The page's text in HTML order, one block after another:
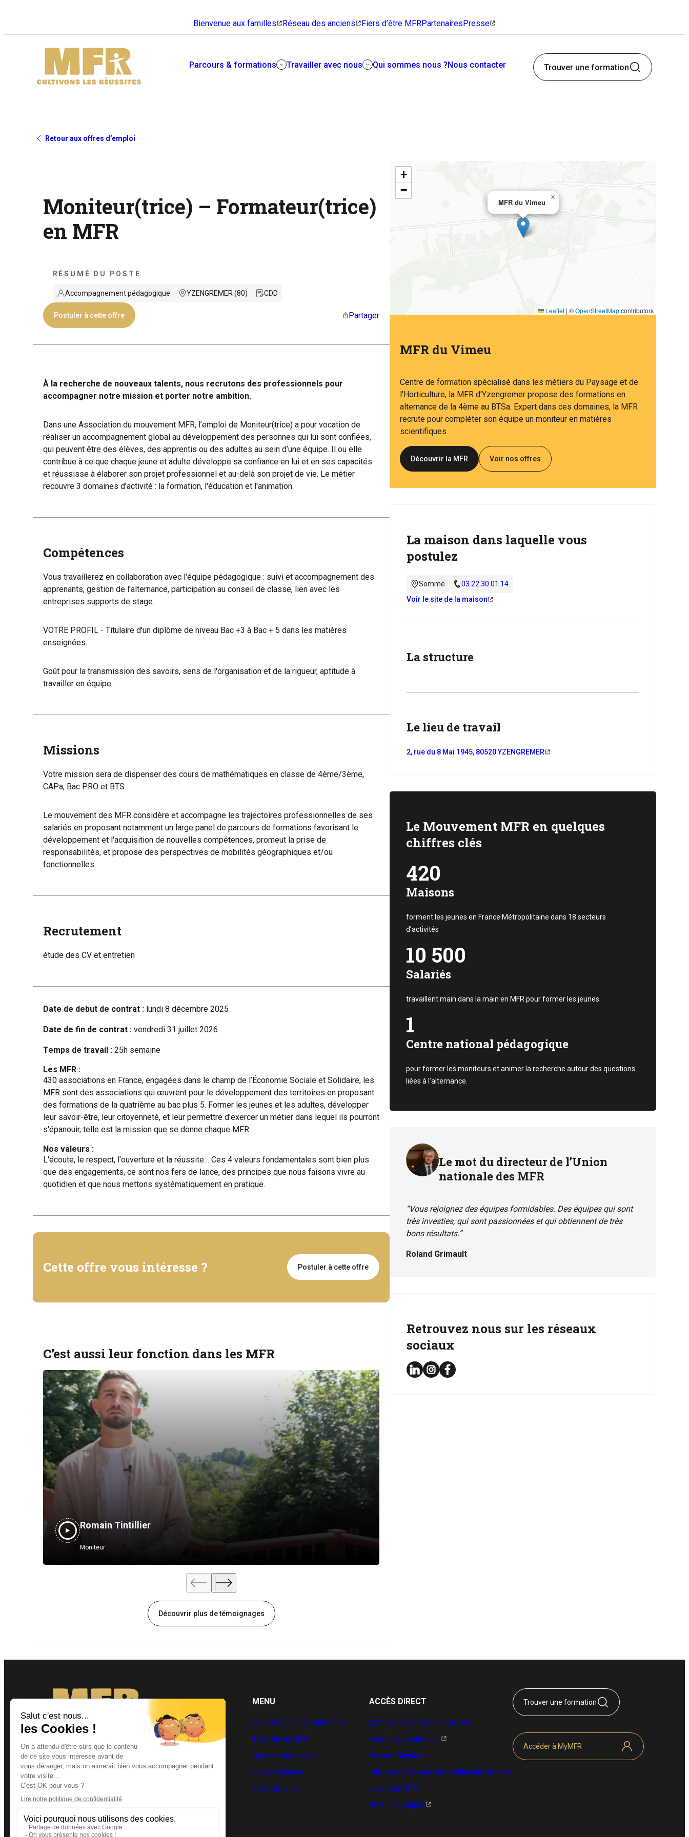
Parcours & formations
métiers et plus de 350
qualifications
Travailler avec nous
recherche de talents passionnés.
Qui sommes nous ?Nous contacter Trouver une formation
Bienvenue aux familles Réseau des anciens Fiers d’être MFRPartenairesPresse
Retour aux offres d’emploi
Moniteur(trice) – Formateur(trice)
en MFR
RÉSUMÉ DU POSTE
Accompagnement pédagogique YZENGREMER (80) CDD
Postuler à cette offre Partager
À la recherche de nouveaux talents, nous recrutons des professionnels pour
accompagner notre mission et porter notre ambition.
Dans une Association du mouvement MFR, l’emploi de Moniteur(trice) a pour vocation de
réaliser un accompagnement global au développement des personnes qui lui sont confiées,
qui peuvent être des élèves, des apprentis ou des adultes au sein d’une équipe. Il ou elle
contribue à ce que chaque jeune et adulte développe sa confiance en lui et en ses capacités
et réussisse à élaborer son projet professionnel et au-delà son projet de vie. Le métier
recouvre 3 domaines d'activité : la formation, l'éducation et l'animation.
Compétences
Vous travaillerez en collaboration avec l'équipe pédagogique : suivi et accompagnement des
apprenants, gestion de l'alternance, participation au conseil de classe, lien avec les
entreprises supports de stage.
VOTRE PROFIL - Titulaire d'un diplôme de niveau Bac +3 à Bac + 5 dans les matières
enseignées.
Goût pour la transmission des savoirs, sens de l'organisation et de la rigueur, aptitude à
travailler en équipe.
Missions
Votre mission sera de dispenser des cours de mathématiques en classe de 4ème/3ème,
CAPa, Bac PRO et BTS.
Le mouvement des MFR considère et accompagne les trajectoires professionnelles de ses
salariés en proposant notamment un large panel de parcours de formations favorisant le
développement et l'acquisition de nouvelles compétences, promeut la prise de
responsabilités, et propose des perspectives de mobilités géographiques et/ou
fonctionnelles
Recrutement
étude des CV et entretien
Date de debut de contrat : lundi 8 décembre 2025
Date de fin de contrat : vendredi 31 juillet 2026
Temps de travail : 25h semaine
Les MFR :
430 associations en France, engagées dans le champ de l’Économie Sociale et Solidaire, les
MFR sont des associations qui œuvrent pour le développement des territoires en proposant
des formations de la quatrième au bac plus 5. Former les jeunes et les adultes, développer
leur savoir-être, leur citoyenneté, et leur permettre d'exercer un métier dans lequel ils pourront
s'épanouir, telle est la mission que se donne chaque MFR.
Nos valeurs :
L'écoute, le respect, l'ouverture et la réussite… Ces 4 valeurs fondamentales sont bien plus
que des engagements, ce sont nos fers de lance, des principes que nous faisons vivre au
quotidien et que nous mettons systématiquement en pratique.
Cette offre vous intéresse ? Postuler à cette offre
C’est aussi leur fonction dans les MFR
Romain Tintillier
Moniteur
Découvrir plus de témoignages
MFR du Vimeu
×
+
−
Leaflet | ©OpenStreetMapcontributors
MFR du Vimeu
Centre de formation spécialisé dans les métiers du Paysage et de
l'Horticulture, la MFR d'Yzengremer propose des formations en
alternance de la 4ème au BTSa. Expert dans ces domaines, la MFR
recrute pour compléter son équipe un moniteur en matières
scientifiques
Découvrir la MFR Voir nos offres
La maison dans laquelle vous
postulez
Somme
03.22.30.01.14
Voir le site de la maison
La structure
Le lieu de travail
2, rue du 8 Mai 1945, 80520 YZENGREMER
Le Mouvement MFR en quelques
chiffres clés
420
Maisons
forment les jeunes en France Métropolitaine dans 18 secteurs
d’activités
10 500
Salariés
travaillent main dans la main en MFR pour former les jeunes
1
Centre national pédagogique
pour former les moniteurs et animer la recherche autour des questions
liées à l’alternance.
Le mot du directeur de l’Union
nationale des MFR
“Vous rejoignez des équipes formidables. Des équipes qui sont
très investies, qui sont passionnées et qui obtiennent de très
bons résultats.”
Roland Grimault
Retrouvez nous sur les réseaux
sociaux
Les MFR vous proposent des formations par
alternance à partir de la 4ème jusqu’au Bac + 5
dans 18 secteurs d’activités. Les MFR sont des
établissements de formation privés, une
majorité d’entre elles sont sous contrat avec le
et de la Souveraineté alimentaire, et participent
au rayonnement de l’enseignement agricole en
MENU
Nos formations en alternance
Travailler en MFR
Qui sommes nous ?
Nos partenaires
Nous contacter
ACCÈS DIRECT
Catalogue de formations (PDF)
Taxe d'apprentissage
Presse - Média Kit
Titres certifiés par l’Union Nationale des MFR
Louer une MFR
MFR La Boutique
Trouver une formation
Accéder à MyMFR